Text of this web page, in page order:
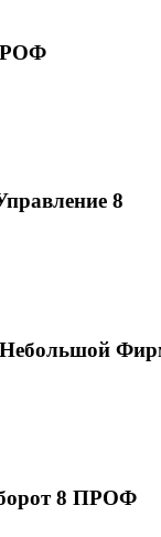
8
8 ПРОФ